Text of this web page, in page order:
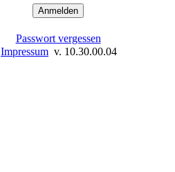
Passwort vergessen
Impressum v. 10.30.00.04